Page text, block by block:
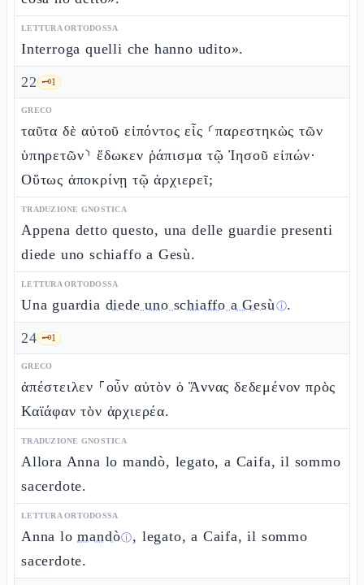
LETTURA ORTODOSSA
Interroga quelli che hanno udito».
22 🗝️1
GRECO
ταῦτα δὲ αὐτοῦ εἰπόντος εἷς ⸂παρεστηκὼς τῶν
ὑπηρετῶν⸃ ἔδωκεν ῥάπισμα τῷ Ἰησοῦ εἰπών·
Οὕτως ἀποκρίνῃ τῷ ἀρχιερεῖ;
TRADUZIONE GNOSTICA
Appena detto questo, una delle guardie presenti
diede uno schiaffo a Gesù.
LETTURA ORTODOSSA
Una guardia diede uno schiaffo a Gesùⓘ.
24 🗝️1
GRECO
ἀπέστειλεν ⸀οὖν αὐτὸν ὁ Ἅννας δεδεμένον πρὸς
Καϊάφαν τὸν ἀρχιερέα.
TRADUZIONE GNOSTICA
Allora Anna lo mandò, legato, a Caifa, il sommo
sacerdote.
LETTURA ORTODOSSA
Anna lomandòⓘ, legato, a Caifa, il sommo
sacerdote.